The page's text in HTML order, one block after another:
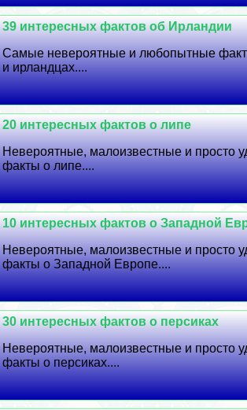
39 интересных фактов об Ирландии
Самые невероятные и любопытные
и ирландцах....
20 интересных фактов о липе
Невероятные, малоизвестные и просто
факты о липе....
10 интересных фактов о Западной
Невероятные, малоизвестные и просто
факты о Западной Европе....
30 интересных фактов о персиках
Невероятные, малоизвестные и просто
факты о персиках....